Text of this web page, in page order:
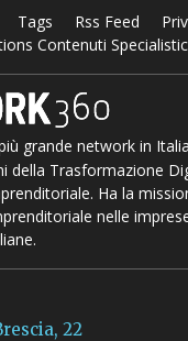
Tags Rss Feed
Contenuti
grande network in
della Trasformazione
Ha la
nelle
22